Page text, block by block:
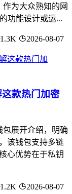
作为大众熟知的网
功能设计或运...
1.3K 2026-08-07
款热门加密
包展开介绍，明确
该钱包支持多链
心优势在于私钥
1.2K 2026-08-07